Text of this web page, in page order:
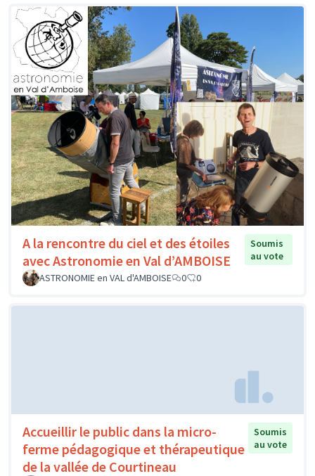
A la rencontre du ciel et des étoiles
avec Astronomie en Val d’AMBOISE
Soumis
au vote
ASTRONOMIE en VAL d'AMBOISE
0 0
Accueillir le public dans la micro-
ferme pédagogique et thérapeutique
de la vallée de Courtineau
Soumis
au vote